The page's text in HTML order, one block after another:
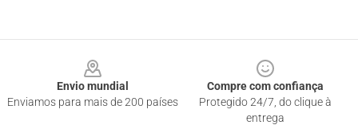
Envio mundial
Enviamos para mais de 200 países
Compre com confiança
Protegido 24/7, do clique à
entrega